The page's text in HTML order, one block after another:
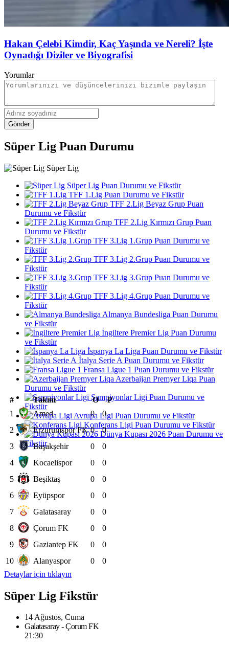
Hakan Çelebi Kimdir, Kaç Yaşında ve Nereli? İşte
Oynadığı Diziler ve Biyografisi
Yorumlar
Gönder
Süper Lig Puan Durumu
Süper Lig
Süper Lig Puan Durumu ve Fikstür
TFF 1.Lig Puan Durumu ve Fikstür
TFF 2.Lig Beyaz Grup Puan
Durumu ve Fikstür
TFF 2.Lig Kırmızı Grup Puan
Durumu ve Fikstür
TFF 3.Lig 1.Grup Puan Durumu ve
Fikstür
TFF 3.Lig 2.Grup Puan Durumu ve
Fikstür
TFF 3.Lig 3.Grup Puan Durumu ve
Fikstür
TFF 3.Lig 4.Grup Puan Durumu ve
Fikstür
Almanya Bundesliga Puan Durumu
ve Fikstür
İngiltere Premier Lig Puan Durumu
ve Fikstür
İspanya La Liga Puan Durumu ve Fikstür
İtalya Serie A Puan Durumu ve Fikstür
Fransa Ligue 1 Puan Durumu ve Fikstür
Azerbaijan Premyer Liqa Puan
Durumu ve Fikstür
Şampiyonlar Ligi Puan Durumu ve
Fikstür
Avrupa Ligi Puan Durumu ve Fikstür
Konferans Ligi Puan Durumu ve Fikstür
Dünya Kupası 2026 Puan Durumu ve
Fikstür
# Takım O
P
1
Amed 0
0
2
Erzurumspor FK 0
0
3
Başakşehir 0
0
4
Kocaelispor 0
0
5
Beşiktaş 0
0
6
Eyüpspor 0
0
7
Galatasaray 0
0
8
Çorum FK 0
0
9
Gaziantep FK 0
0
10
Alanyaspor 0
0
Detaylar için tıklayın
Süper Lig Fikstür
14 Ağustos, Cuma
Galatasaray - Çorum FK
21:30